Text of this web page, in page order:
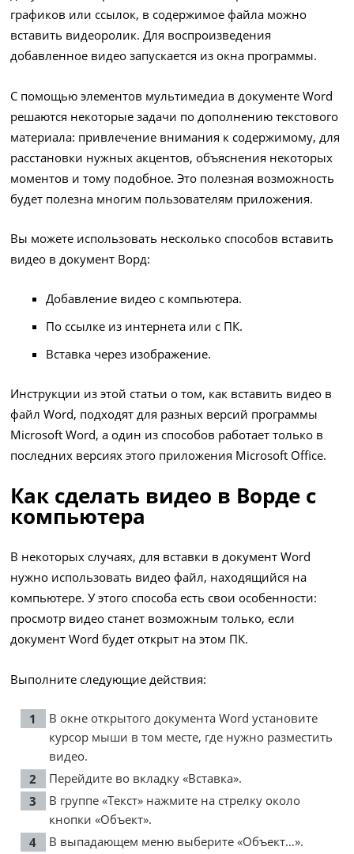
графиков или ссылок, в содержимое файла можно
вставить видеоролик. Для воспроизведения
добавленное видео запускается из окна программы.
С помощью элементов мультимедиа в документе Word
решаются некоторые задачи по дополнению текстового
материала: привлечение внимания к содержимому, для
расстановки нужных акцентов, объяснения некоторых
моментов и тому подобное. Это полезная возможность
будет полезна многим пользователям приложения.
Вы можете использовать несколько способов вставить
видео в документ Ворд:
Добавление видео с компьютера.
По ссылке из интернета или с ПК.
Вставка через изображение.
Инструкции из этой статьи о том, как вставить видео в
файл Word, подходят для разных версий программы
Microsoft Word, а один из способов работает только в
последних версиях этого приложения Microsoft Office.
Как сделать видео в Ворде с
компьютера
В некоторых случаях, для вставки в документ Word
нужно использовать видео файл, находящийся на
компьютере. У этого способа есть свои особенности:
просмотр видео станет возможным только, если
документ Word будет открыт на этом ПК.
Выполните следующие действия:
В окне открытого документа Word установите
курсор мыши в том месте, где нужно разместить
видео.
Перейдите во вкладку «Вставка».
В группе «Текст» нажмите на стрелку около
кнопки «Объект».
В выпадающем меню выберите «Объект…».